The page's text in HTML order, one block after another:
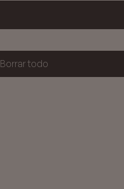
Borrar todo